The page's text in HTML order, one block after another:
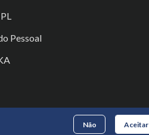
Pessoal
Aceitar
Não